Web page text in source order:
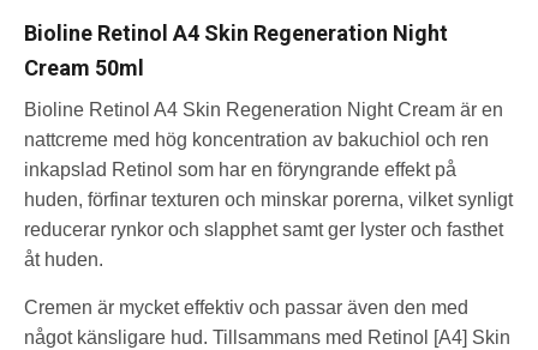
Bioline Retinol A4 Skin Regeneration Night
Cream 50ml
Bioline Retinol A4 Skin Regeneration Night Cream är en
nattcreme med hög koncentration av bakuchiol och ren
inkapslad Retinol som har en föryngrande effekt på
huden, förfinar texturen och minskar porerna, vilket synligt
reducerar rynkor och slapphet samt ger lyster och fasthet
åt huden.
Cremen är mycket effektiv och passar även den med
något känsligare hud. Tillsammans med Retinol [A4] Skin